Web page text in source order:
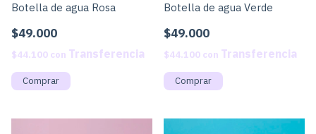
Botella de agua Rosa
$49.000
$44.100 con
Botella de agua Verde
$49.000
$44.100 con